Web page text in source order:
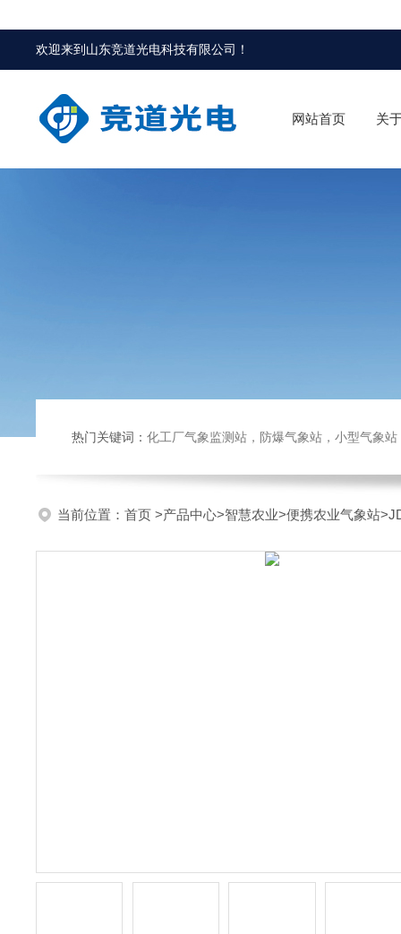
欢迎来到 山东竞道光电科技有限公司 ！
网站首页 关
热门关键词： 化工厂气象监测站，防爆气象站，小型气象站，化
当前位置： 首页 >产品中心>智慧农业>便携农业气象站